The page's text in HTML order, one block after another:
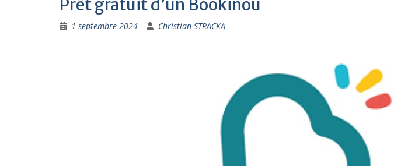
Prêt gratuit d’un Bookinou
1 septembre 2024 Christian STRACKA